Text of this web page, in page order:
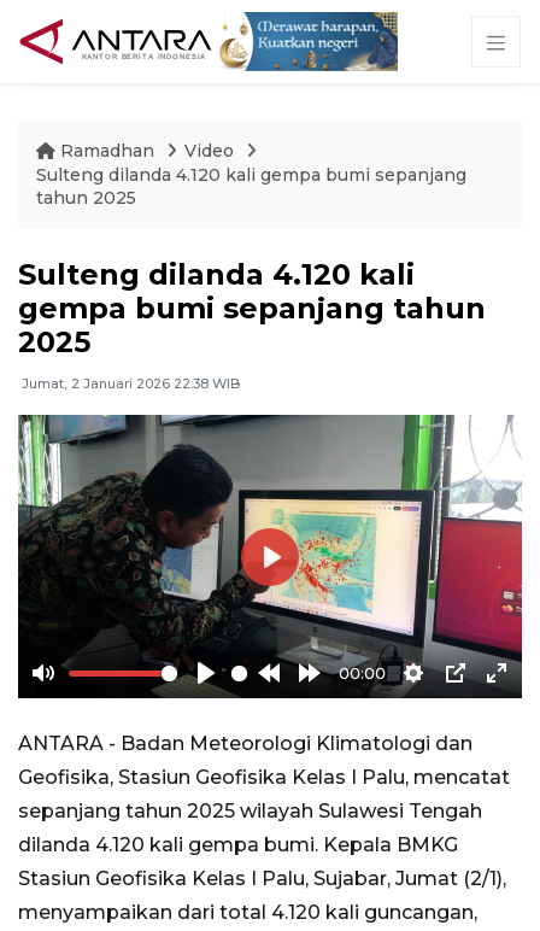
Ramadhan
Video
Sulteng dilanda 4.120 kali gempa bumi sepanjang
tahun 2025
Sulteng dilanda 4.120 kali
gempa bumi sepanjang tahun
2025
Jumat, 2 Januari 2026 22:38 WIB
Mute Play
Rewind
10s
Forward
10s
00:00
Settings
PIP
Play
ANTARA - Badan Meteorologi Klimatologi dan
Geofisika, Stasiun Geofisika Kelas I Palu, mencatat
sepanjang tahun 2025 wilayah Sulawesi Tengah
dilanda 4.120 kali gempa bumi. Kepala BMKG
Stasiun Geofisika Kelas I Palu, Sujabar, Jumat (2/1),
menyampaikan dari total 4.120 kali guncangan,